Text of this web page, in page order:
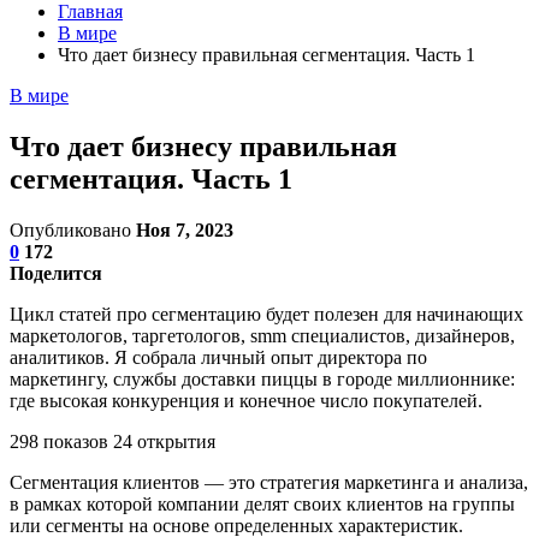
Главная
В мире
Что дает бизнесу правильная сегментация. Часть 1
В мире
Что дает бизнесу правильная
сегментация. Часть 1
Опубликовано Ноя 7, 2023
0 172
Поделится
Цикл статей про сегментацию будет полезен для начинающих
маркетологов, таргетологов, smm специалистов, дизайнеров,
аналитиков. Я собрала личный опыт директора по
маркетингу, службы доставки пиццы в городе миллионнике:
где высокая конкуренция и конечное число покупателей.
298 показов 24 открытия
Сегментация клиентов — это стратегия маркетинга и анализа,
в рамках которой компании делят своих клиентов на группы
или сегменты на основе определенных характеристик.